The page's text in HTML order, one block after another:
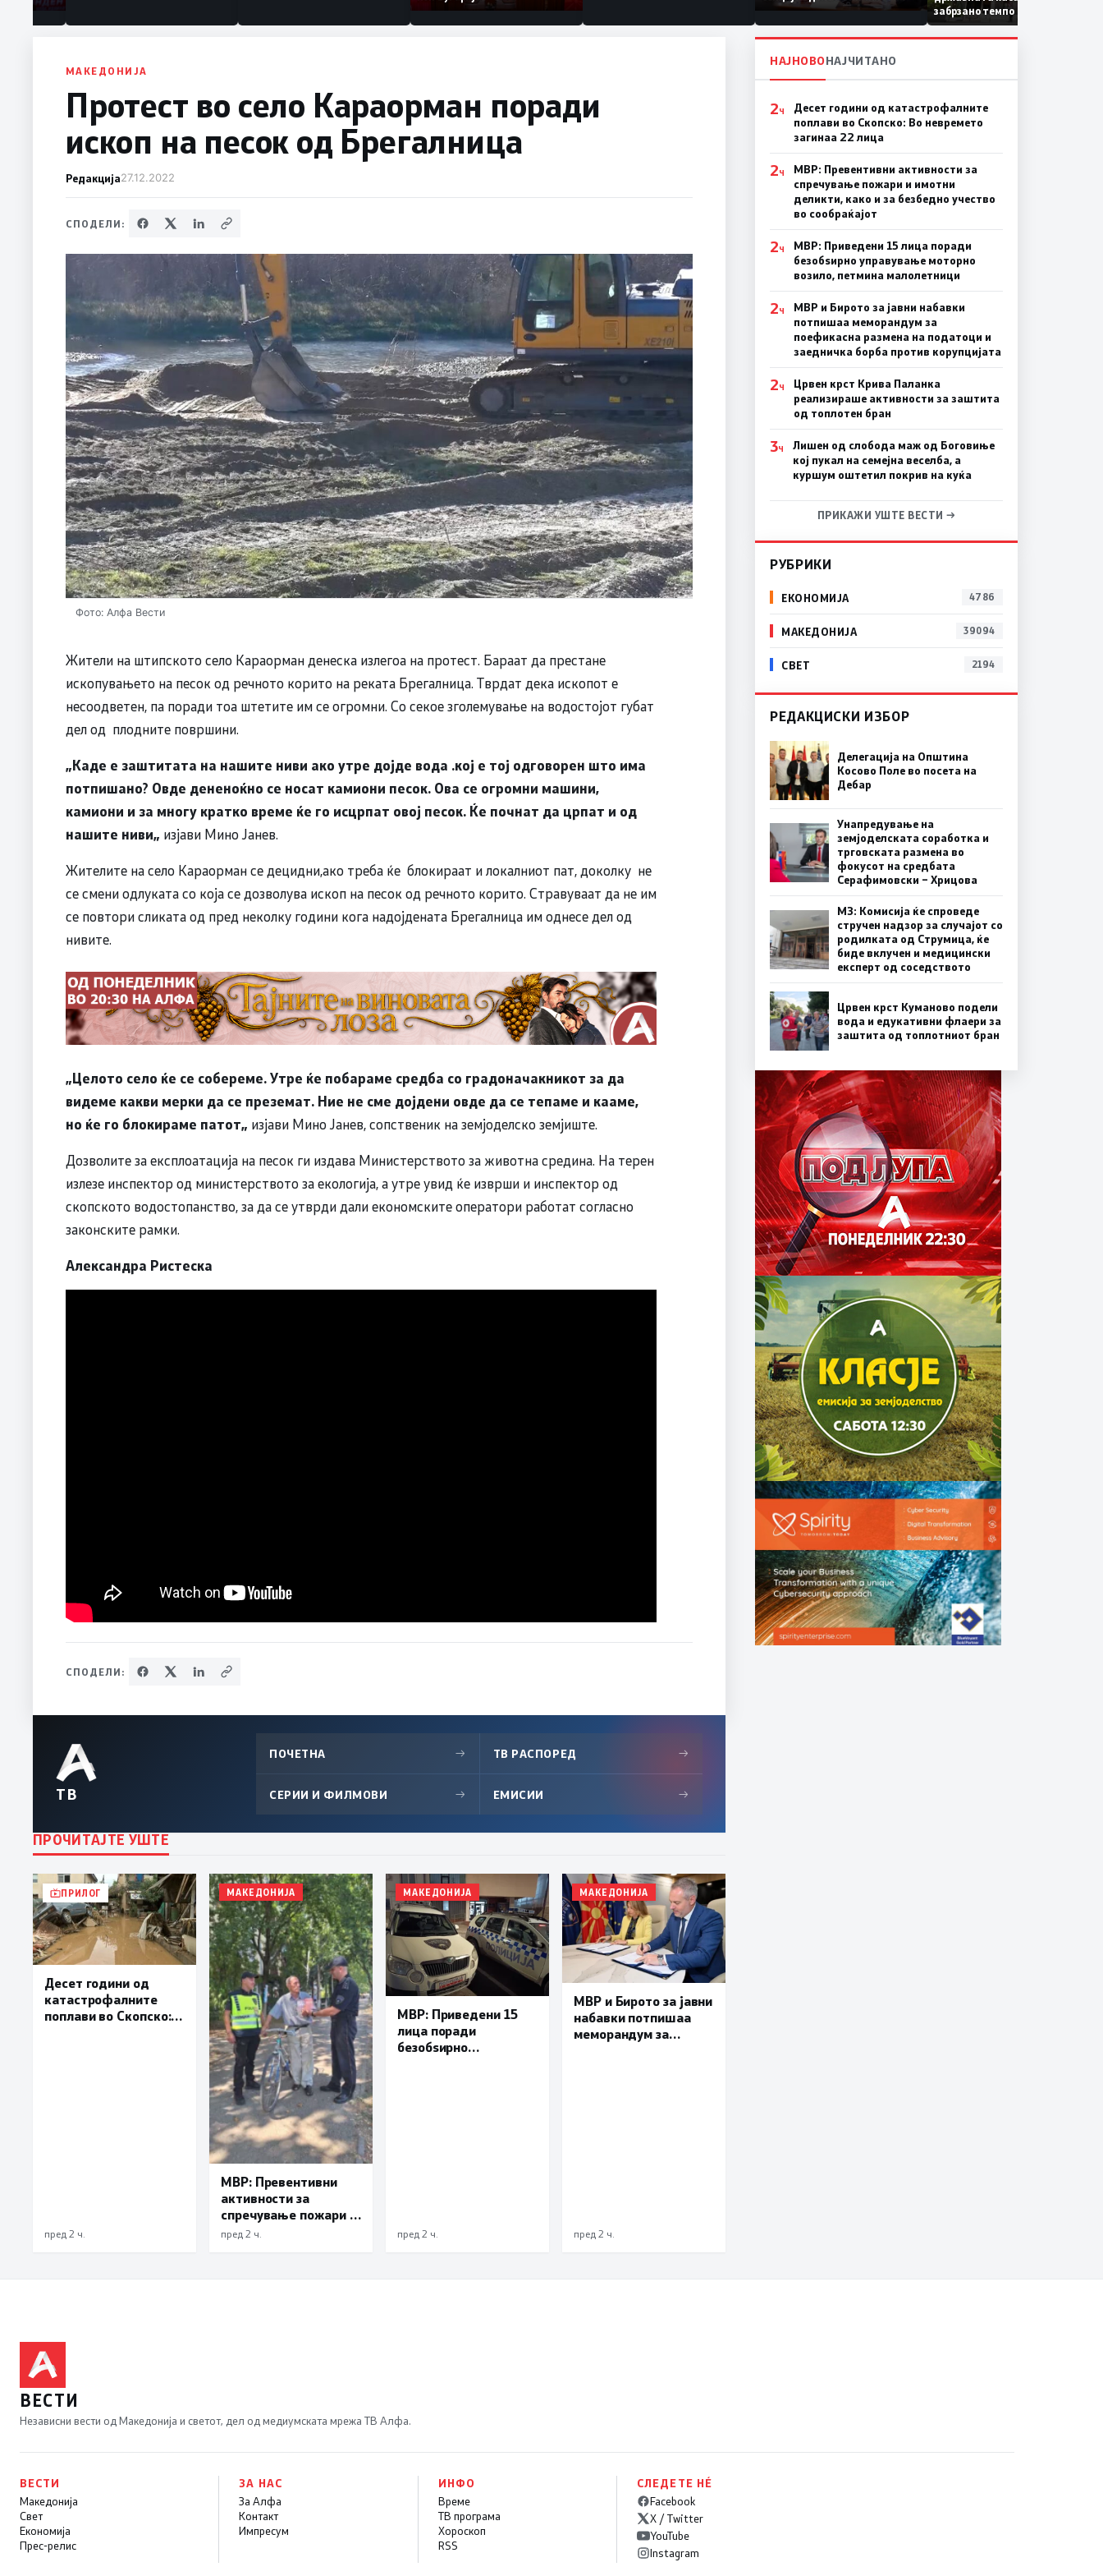
Коридор 8, Македонија
станува раскрсница на
Балканот
забрзано темпо
МАКЕДОНИЈА
Протест во село Караорман поради
ископ на песок од Брегалница
Редакција27.12.2022
СПОДЕЛИ:
Фото: Алфа Вести
Жители на штипското село Караорман денеска излегоа на протест. Бараат да престане
ископувањето на песок од речното корито на реката Брегалница. Тврдат дека ископот е
несоодветен, па поради тоа штетите им се огромни. Со секое зголемување на водостојот губат
дел од плодните површини.
„Каде е заштитата на нашите ниви ако утре дојде вода .кој е тој одговорен што има
потпишано? Овде дененоќно се носат камиони песок. Ова се огромни машини,
камиони и за многу кратко време ќе го исцрпат овој песок. Ќе почнат да црпат и од
нашите ниви„ изјави Мино Јанев.
Жителите на село Караорман се децидни,ако треба ќе блокираат и локалниот пат, доколку не
се смени одлуката со која се дозволува ископ на песок од речното корито. Стравуваат да не им
се повтори сликата од пред неколку години кога надојдената Брегалница им однесе дел од
нивите.
„Целото село ќе се собереме. Утре ќе побараме средба со градоначакникот за да
видеме какви мерки да се преземат. Ние не сме дојдени овде да се тепаме и кааме,
но ќе го блокираме патот„ изјави Мино Јанев, сопственик на земјоделско земјиште.
Дозволите за експлоатација на песок ги издава Министерството за животна средина. На терен
излезе инспектор од министерството за екологија, а утре увид ќе изврши и инспектор од
скопското водостопанство, за да се утврди дали економските оператори работат согласно
законските рамки.
Aлександра Ристеска
СПОДЕЛИ:
ТВ
ПОЧЕТНА → ТВ РАСПОРЕД →
СЕРИИ И ФИЛМОВИ → ЕМИСИИ →
ПРОЧИТАЈТЕ УШТЕ
ПРИЛОГ
Десет години од
катастрофалните
поплави во Скопско:
пред 2 ч.
МАКЕДОНИЈА
МВР: Превентивни
активности за
спречување пожари и
имотни деликти, како
пред 2 ч.
МАКЕДОНИЈА
МВР: Приведени 15
лица поради
безобѕирно
пред 2 ч.
МАКЕДОНИЈА
МВР и Бирото за јавни
набавки потпишаа
меморандум за
пред 2 ч.
НАЈНОВОНАЈЧИТАНО
2Ч
Десет години од катастрофалните
поплави во Скопско: Во невремето
загинаа 22 лица
2Ч
МВР: Превентивни активности за
спречување пожари и имотни
деликти, како и за безбедно учество
во сообраќајот
2Ч
МВР: Приведени 15 лица поради
безобѕирно управување моторно
возило, петмина малолетници
2Ч
МВР и Бирото за јавни набавки
потпишаа меморандум за
поефикасна размена на податоци и
заедничка борба против корупцијата
2Ч
Црвен крст Крива Паланка
реализираше активности за заштита
од топлотен бран
3Ч
Лишен од слобода маж од Боговиње
кој пукал на семејна веселба, а
куршум оштетил покрив на куќа
ПРИКАЖИ УШТЕ ВЕСТИ →
РУБРИКИ
ЕКОНОМИЈА 4786
МАКЕДОНИЈА 39094
СВЕТ 2194
РЕДАКЦИСКИ ИЗБОР
Делегација на Општина
Косово Поле во посета на
Дебар
Унапредување на
земјоделската соработка и
трговската размена во
фокусот на средбата
Серафимовски – Хрицова
МЗ: Комисија ќе спроведе
стручен надзор за случајот со
родилката од Струмица, ќе
биде вклучен и медицински
експерт од соседството
Црвен крст Куманово подели
вода и едукативни флаери за
заштита од топлотниот бран
ВЕСТИ
Независни вести од Македонија и светот, дел од медиумската мрежа ТВ Алфа.
ВЕСТИ
Македонија
Свет
Економија
Прес-релис
ЗА НАС
За Алфа
Контакт
Импресум
ИНФО
Време
ТВ програма
Хороскоп
RSS
СЛЕДЕТЕ НÉ
Facebook
X / Twitter
YouTube
Instagram